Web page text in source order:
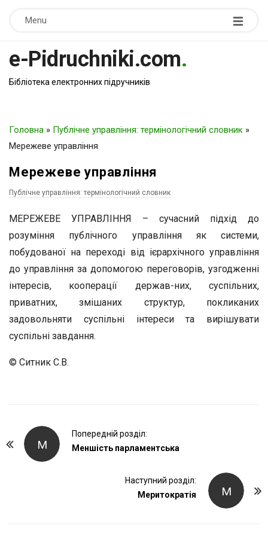
Menu
e-Pidruchniki.com.
Бібліотека електронних підручників
Головна » Публічне управління: термінологічний словник »
Мережеве управління
Мережеве управління
Публічне управління: термінологічний словник
МЕРЕЖЕВЕ УПРАВЛІННЯ – сучасний підхід до
розуміння публічного управління як системи,
побудованої на переході від ієрархічного управління
до управління за допомогою переговорів, узгодженні
інтересів, кооперації держав-них, суспільних,
приватних, змішаних структур, покликаних
задовольняти суспільні інтереси та вирішувати
суспільні завдання.
© Ситник С.В.
М
Попередній розділ:
Меншість парламентська
М
Наступний розділ:
Меритократія